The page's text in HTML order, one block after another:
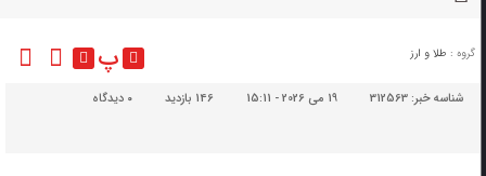
گروه : طلا و ارز پ
شناسه خبر:312563 19 می 2026 - 15:11 146 بازدید دیدگاه